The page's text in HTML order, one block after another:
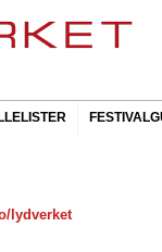
lydverket